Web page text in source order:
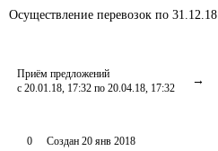
Осуществление перевозок по 31.12.18
Приём предложений
с 20.01.18, 17:32 по 20.04.18, 17:32
0 Создан 20 янв 2018